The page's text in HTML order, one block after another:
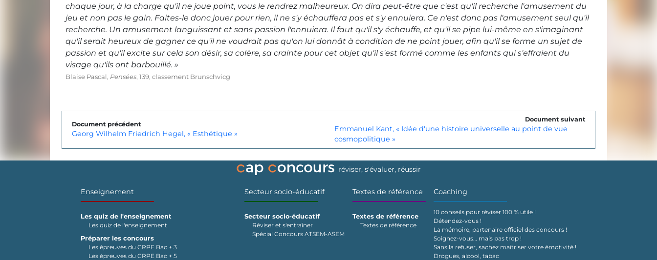
chaque jour, à la charge qu'il ne joue point, vous le rendrez malheureux. On dira peut-être que c'est qu'il recherche l'amusement du
jeu et non pas le gain. Faites-le donc jouer pour rien, il ne s'y échauffera pas et s'y ennuiera. Ce n'est donc pas l'amusement seul qu'il
recherche. Un amusement languissant et sans passion l'ennuiera. Il faut qu'il s'y échauffe, et qu'il se pipe lui-même en s'imaginant
qu'il serait heureux de gagner ce qu'il ne voudrait pas qu'on lui donnât à condition de ne point jouer, afin qu'il se forme un sujet de
passion et qu'il excite sur cela son désir, sa colère, sa crainte pour cet objet qu'il s'est formé comme les enfants qui s'effraient du
visage qu'ils ont barbouillé. »
Blaise Pascal, Pensées, 139, classement Brunschvicg
Document précédent
Georg Wilhelm Friedrich Hegel, « Esthétique »
Document suivant
Emmanuel Kant, « Idée d'une histoire universelle au point de vue
cosmopolitique »
réviser, s'évaluer, réussir
Enseignement
Les quiz de l'enseignement
Les quiz de l'enseignement
Préparer les concours
Les épreuves du CRPE Bac + 3
Les épreuves du CRPE Bac + 5
Secteur socio-éducatif
Secteur socio-éducatif
Réviser et s'entraîner
Spécial Concours ATSEM-ASEM
Textes de référence
Textes de référence
Textes de référence
Coaching
10 conseils pour réviser 100 % utile !
Détendez-vous !
La mémoire, partenaire officiel des concours !
Soignez-vous… mais pas trop !
Sans la refuser, sachez maîtriser votre émotivité !
Drogues, alcool, tabac